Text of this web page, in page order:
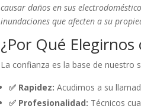
causar daños en sus
inundaciones que afecten a su
¿Por Qué
La confianza es la base de nuestro
✅ Rapidez: Acudimos a su
✅ Profesionalidad: Técnicos